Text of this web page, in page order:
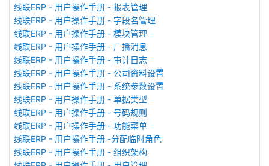
线联ERP - 用户操作手册 - 报表管理
线联ERP - 用户操作手册 - 字段名管理
线联ERP - 用户操作手册 - 模块管理
线联ERP - 用户操作手册 - 广播消息
线联ERP - 用户操作手册 - 审计日志
线联ERP - 用户操作手册 - 公司资料设置
线联ERP - 用户操作手册 - 系统参数设置
线联ERP - 用户操作手册 - 单据类型
线联ERP - 用户操作手册 - 号码规则
线联ERP - 用户操作手册 - 功能菜单
线联ERP - 用户操作手册 -分配临时角色
线联ERP - 用户操作手册 - 组织架构